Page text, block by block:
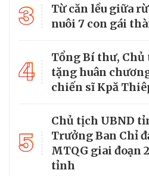
3
Từ căn lều giữa
nuôi 7 con gái
4
Tổng Bí thư,
tặng huân
chiến sĩ Kpă
5
Chủ tịch UBND
Trưởng Ban Chỉ
MTQG giai đoạn
tỉnh